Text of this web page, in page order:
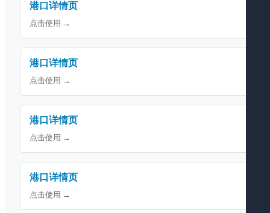
港口详情页
点击使用 →
港口详情页
点击使用 →
港口详情页
点击使用 →
港口详情页
点击使用 →